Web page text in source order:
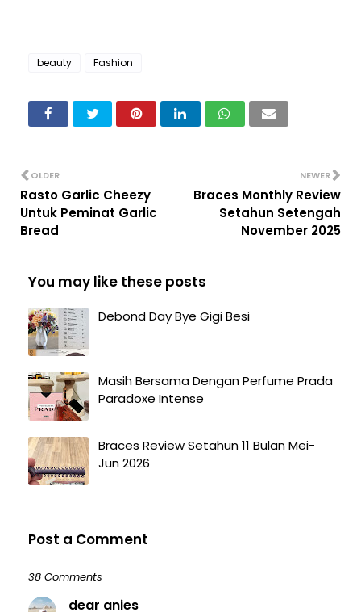
beauty Fashion
NEWER
Braces Monthly Review
Setahun Setengah
November 2025
OLDER
Rasto Garlic Cheezy
Untuk Peminat Garlic
Bread
You may like these posts
Debond Day Bye Gigi Besi
Masih Bersama Dengan Perfume Prada
Paradoxe Intense
Braces Review Setahun 11 Bulan Mei-
Jun 2026
Post a Comment
38 Comments
dear anies